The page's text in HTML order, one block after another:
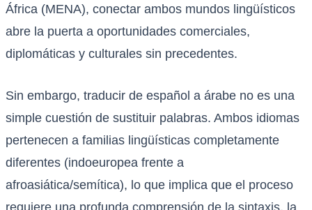
África (MENA), conectar ambos mundos lingüísticos
abre la puerta a oportunidades comerciales,
diplomáticas y culturales sin precedentes.
Sin embargo, traducir de español a árabe no es una
simple cuestión de sustituir palabras. Ambos idiomas
pertenecen a familias lingüísticas completamente
diferentes (indoeuropea frente a
afroasiática/semítica), lo que implica que el proceso